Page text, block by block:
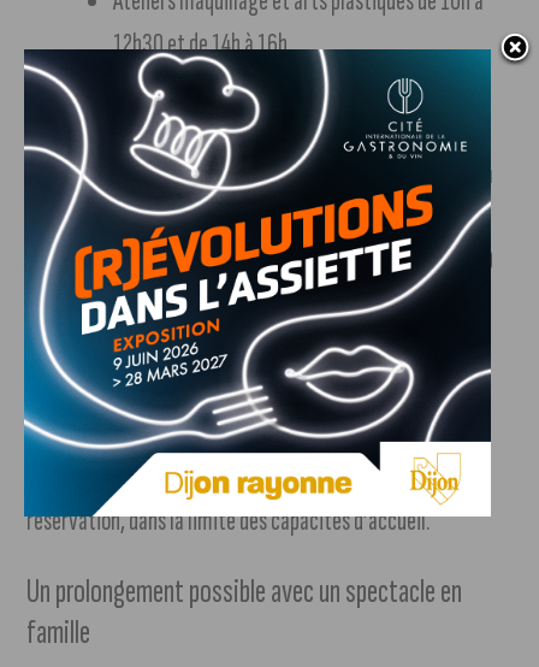
12h30 et de 14h à 16h
Visites guidées de l’Auditorium avec départs
réguliers
Parcours sensoriel pour les tout-petits de 10h à
11h30
Répétition ouverte du chœur d’enfants à 10h30
Ateliers danse à 11h, 14h et 15h
Escape game à 11h et 14h
Une surprise finale est annoncée à 16h
L’ensemble des activités est gratuit et accessible sans
réservation, dans la limite des capacités d’accueil.
Un prolongement possible avec un spectacle en
famille